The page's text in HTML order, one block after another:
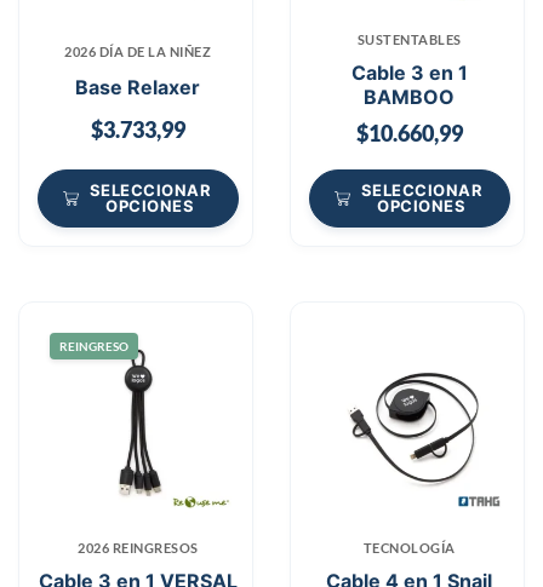
2026 DÍA DE LA NIÑEZ
Base Relaxer
$3.733,99
SELECCIONAR
OPCIONES
SUSTENTABLES
Cable 3 en 1
BAMBOO
$10.660,99
SELECCIONAR
OPCIONES
REINGRESO
2026 REINGRESOS
Cable 3 en 1 VERSAL
TECNOLOGÍA
Cable 4 en 1 Snail